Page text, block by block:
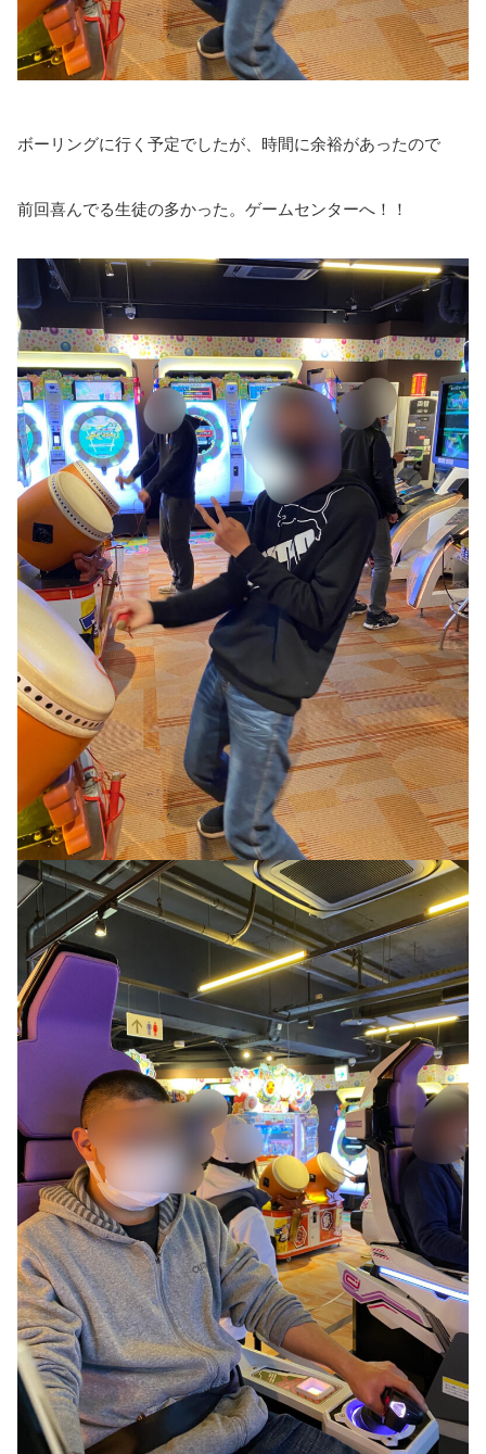
ボーリングに行く予定でしたが、時間に余裕があったので
前回喜んでる生徒の多かった。ゲームセンターへ！！